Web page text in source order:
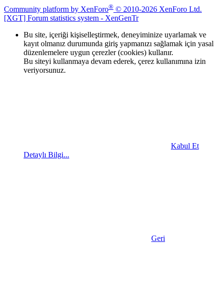
Community platform by XenForo® © 2010-2026 XenForo Ltd.
[XGT] Forum statistics system - XenGenTr
Bu site, içeriği kişiselleştirmek, deneyiminize uyarlamak ve
kayıt olmanız durumunda giriş yapmanızı sağlamak için yasal
düzenlemelere uygun çerezler (cookies) kullanır.
Bu siteyi kullanmaya devam ederek, çerez kullanımına izin
veriyorsunuz.
Kabul Et
Detaylı Bilgi...
Geri